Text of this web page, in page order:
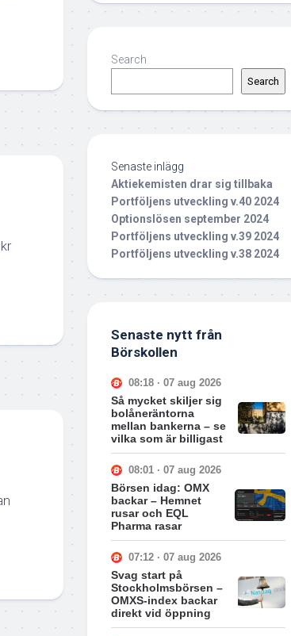
Search
Search
Senaste inlägg
Aktiekemisten drar sig tillbaka
Portföljens utveckling v.40 2024
Optionslösen september 2024
Portföljens utveckling v.39 2024
Portföljens utveckling v.38 2024
Senaste nytt från
Börskollen
08:18 · 07 aug 2026
Så mycket skiljer sig
bolåneräntorna
mellan bankerna – se
vilka som är billigast
08:01 · 07 aug 2026
Börsen idag: OMX
backar – Hemnet
rusar och EQL
Pharma rasar
07:12 · 07 aug 2026
Svag start på
Stockholmsbörsen –
OMXS-index backar
direkt vid öppning